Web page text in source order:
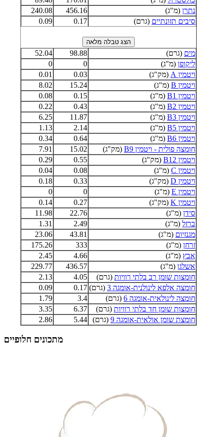
נתרן (מ"ג) 456.16
240.08
סיבים תזונתיים (גרם) 0.17
0.09
מים (גרם) 98.88
52.04
ליקופן (מ"ג) 0
0
ויטמין A
(מק"ג) 0.03
0.01
ויטמין B
(מ"ג) 15.24
8.02
ויטמין B1
(מ"ג) 0.15
0.08
ויטמין B2
(מ"ג) 0.43
0.22
ויטמין B3
(מ"ג) 11.87
6.25
ויטמין B5
(מ"ג) 2.14
1.13
ויטמין B6
(מ"ג) 0.64
0.34
חומצה פולית - ויטמין B9
(מק"ג) 15.02
7.91
ויטמין B12
(מק"ג) 0.55
0.29
ויטמין C
(מ"ג) 0.08
0.04
ויטמין D
(מק"ג) 0.33
0.18
ויטמין E
(מ"ג) 0
0
ויטמין K
(מק"ג) 0.27
0.14
סידן (מ"ג) 22.76
11.98
ברזל (מ"ג) 2.49
1.31
מגנזיום (מ"ג) 43.81
23.06
זרחן (מ"ג) 333
175.26
אבץ (מ"ג) 4.66
2.45
אשלגן (מ"ג) 436.57
229.77
חומצות שומן רב בלתי רוויות (גרם) 4.05
2.13
חומצה אלפא לינולנית-אומגה 3
(גרם) 0.17
0.09
חומצה לינולאית-אומגה 6
(גרם) 3.4
1.79
חומצות שומן חד בלתי רוויות (גרם) 6.37
3.35
חומצת שומן אולאית-אומגה 9
(גרם) 5.44
2.86
מתכונים חלופיים